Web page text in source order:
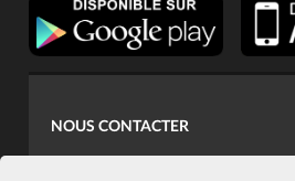
NOUS CONTACTER